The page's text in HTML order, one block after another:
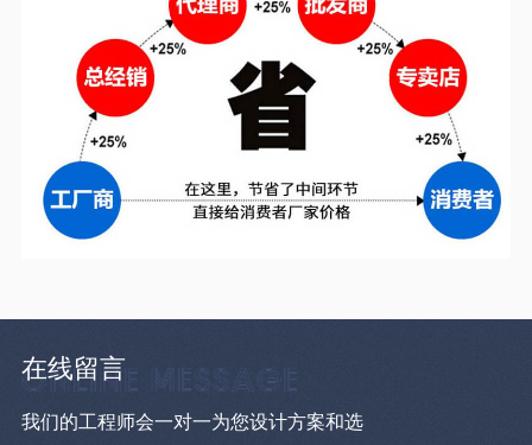
在线留言
我们的工程师会一对一为您设计方案和选